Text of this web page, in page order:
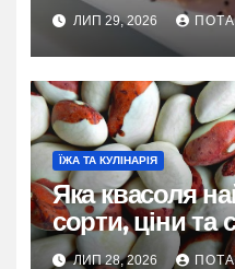
ЛИП 29, 2026
ЇЖА ТА КУЛІНАРІЯ
Яка квасоля
сорти, ціни та
ЛИП 28, 2026